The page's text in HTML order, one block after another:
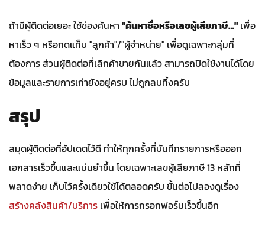
ถ้ามีผู้ติดต่อเยอะ ใช้ช่องค้นหา "ค้นหาชื่อหรือเลขผู้เสียภาษี…" เพื่อ
หาเร็ว ๆ หรือกดแท็บ "ลูกค้า"/"ผู้จำหน่าย" เพื่อดูเฉพาะกลุ่มที่
ต้องการ ส่วนผู้ติดต่อที่เลิกค้าขายกันแล้ว สามารถปิดใช้งานได้โดย
ข้อมูลและรายการเก่ายังอยู่ครบ ไม่ถูกลบทิ้งครับ
สรุป
สมุดผู้ติดต่อที่อัปเดตไว้ดี ทำให้ทุกครั้งที่บันทึกรายการหรือออก
เอกสารเร็วขึ้นและแม่นยำขึ้น โดยเฉพาะเลขผู้เสียภาษี 13 หลักที่
พลาดง่าย เก็บไว้ครั้งเดียวใช้ได้ตลอดครับ ขั้นต่อไปลองดูเรื่อง
สร้างคลังสินค้า/บริการ เพื่อให้การกรอกฟอร์มเร็วขึ้นอีก